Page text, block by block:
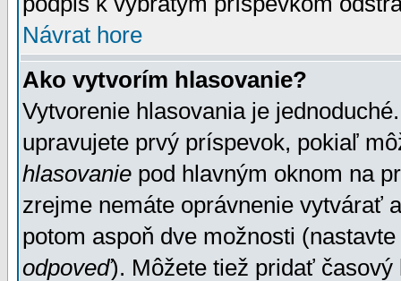
Návrat hore
Ako vytvorím hlasovanie?
Vytvorenie hlasovania je
upravujete prvý príspevok, pokiaľ
hlasovanie pod hlavným oknom na
zrejme nemáte oprávnenie vytvárať
potom aspoň dve možnosti
odpoveď). Môžete tiež pridať